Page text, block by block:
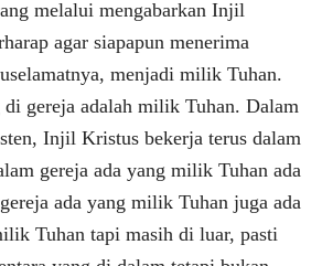
melalui mengabarkan Injil
agar siapapun menerima
menjadi milik Tuhan.
di gereja adalah milik Tuhan. Dalam
Injil Kristus bekerja terus dalam
gereja ada yang milik Tuhan ada
ada yang milik Tuhan juga ada
Tuhan tapi masih di luar, pasti